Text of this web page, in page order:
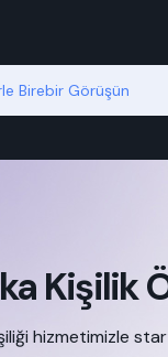
Birebir Görüşün
Kişilik
hizmetimizle